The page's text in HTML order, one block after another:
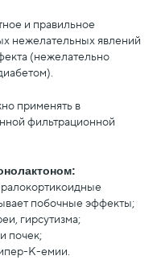
и правильное
нежелательных явлений
(нежелательно
применять в
фильтрационной
побочные эффекты;
гирсутизма;
почек;
К-емии.